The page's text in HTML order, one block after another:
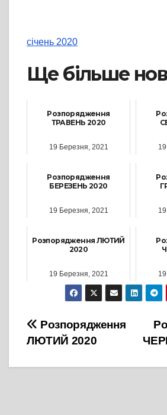
січень 2020
Ще більше
Розпорядження
ТРАВЕНЬ 2020
19 Березня, 2021
Розпорядження
БЕРЕЗЕНЬ 2020
19 Березня, 2021
Розпорядження ЛЮТИЙ
2020
19 Березня, 2021
Навігація
Розпорядження
ЛЮТИЙ 2020